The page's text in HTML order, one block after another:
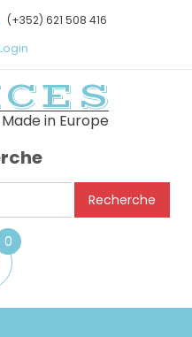
(+352) 621 508 416
in Europe
Recherche
0
item